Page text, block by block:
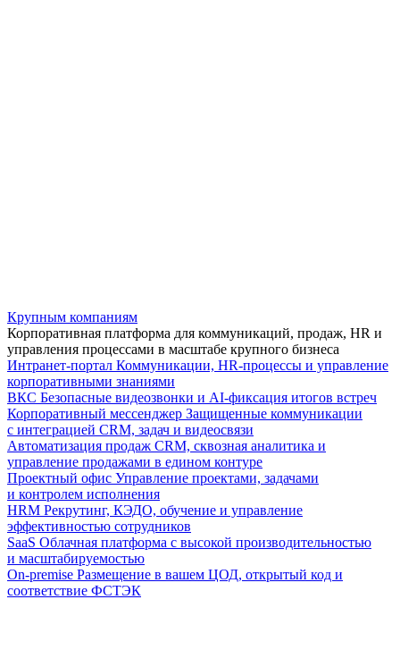
Крупным компаниям
Корпоративная платформа для коммуникаций, продаж, HR и
управления процессами в масштабе крупного бизнеса
Интранет-портал Коммуникации, HR-процессы и управление
корпоративными знаниями
ВКС Безопасные видеозвонки и AI-фиксация итогов встреч
Корпоративный мессенджер Защищенные коммуникации
с интеграцией CRM, задач и видеосвязи
Автоматизация продаж CRM, сквозная аналитика и
управление продажами в едином контуре
Проектный офис Управление проектами, задачами
и контролем исполнения
HRM Рекрутинг, КЭДО, обучение и управление
эффективностью сотрудников
SaaS Облачная платформа с высокой производительностью
и масштабируемостью
On-premise Размещение в вашем ЦОД, открытый код и
соответствие ФСТЭК